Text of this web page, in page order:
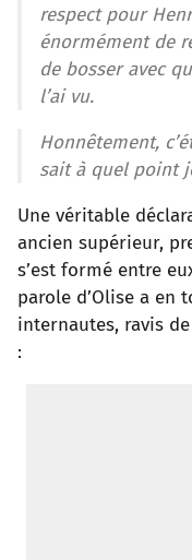
respect pour
énormément de
de bosser avec
l’ai vu.
Honnêtement,
sait à quel point
Une véritable
ancien supérieur,
s’est formé entre
parole d’Olise a en
internautes, ravis
: